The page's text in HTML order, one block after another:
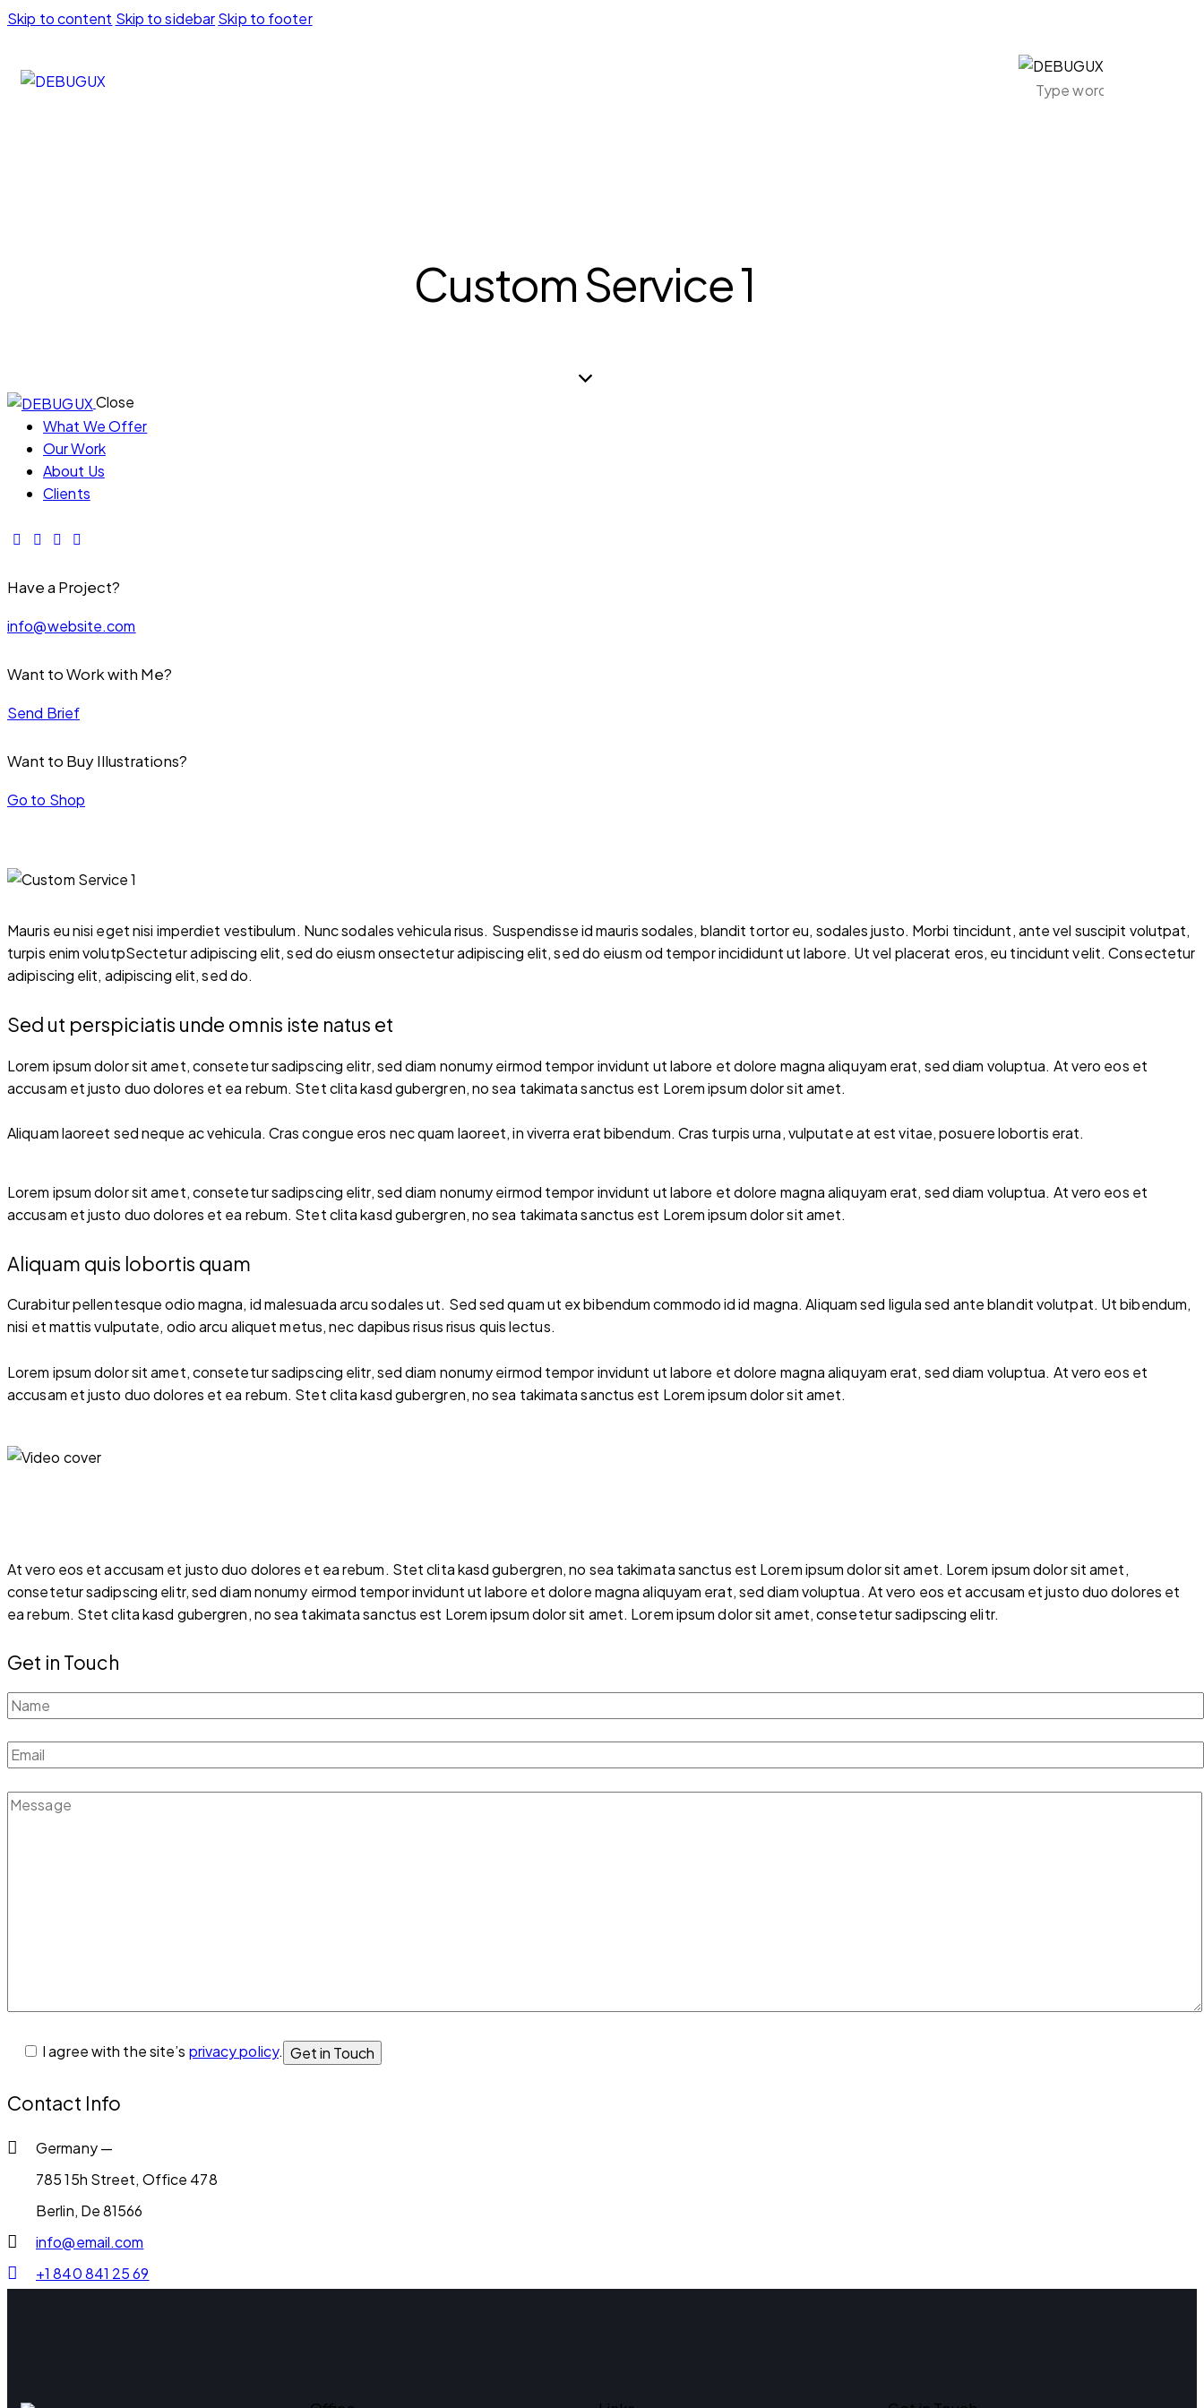
Skip to content Skip to sidebarSkip to footer
Custom Service 1
Close
What We Offer
Our Work
About Us
Clients
Have a Project?
info@website.com
Want to Work with Me?
Send Brief
Want to Buy Illustrations?
Go to Shop
Mauris eu nisi eget nisi imperdiet vestibulum. Nunc sodales vehicula risus. Suspendisse id mauris sodales, blandit tortor eu, sodales justo. Morbi tincidunt, ante vel suscipit volutpat,
turpis enim volutpSectetur adipiscing elit, sed do eiusm onsectetur adipiscing elit, sed do eiusm od tempor incididunt ut labore. Ut vel placerat eros, eu tincidunt velit. Consectetur
adipiscing elit, adipiscing elit, sed do.
Sed ut perspiciatis unde omnis iste natus et
Lorem ipsum dolor sit amet, consetetur sadipscing elitr, sed diam nonumy eirmod tempor invidunt ut labore et dolore magna aliquyam erat, sed diam voluptua. At vero eos et
accusam et justo duo dolores et ea rebum. Stet clita kasd gubergren, no sea takimata sanctus est Lorem ipsum dolor sit amet.
Aliquam laoreet sed neque ac vehicula. Cras congue eros nec quam laoreet, in viverra erat bibendum. Cras turpis urna, vulputate at est vitae, posuere lobortis erat.
Lorem ipsum dolor sit amet, consetetur sadipscing elitr, sed diam nonumy eirmod tempor invidunt ut labore et dolore magna aliquyam erat, sed diam voluptua. At vero eos et
accusam et justo duo dolores et ea rebum. Stet clita kasd gubergren, no sea takimata sanctus est Lorem ipsum dolor sit amet.
Aliquam quis lobortis quam
Curabitur pellentesque odio magna, id malesuada arcu sodales ut. Sed sed quam ut ex bibendum commodo id id magna. Aliquam sed ligula sed ante blandit volutpat. Ut bibendum,
nisi et mattis vulputate, odio arcu aliquet metus, nec dapibus risus risus quis lectus.
Lorem ipsum dolor sit amet, consetetur sadipscing elitr, sed diam nonumy eirmod tempor invidunt ut labore et dolore magna aliquyam erat, sed diam voluptua. At vero eos et
accusam et justo duo dolores et ea rebum. Stet clita kasd gubergren, no sea takimata sanctus est Lorem ipsum dolor sit amet.
At vero eos et accusam et justo duo dolores et ea rebum. Stet clita kasd gubergren, no sea takimata sanctus est Lorem ipsum dolor sit amet. Lorem ipsum dolor sit amet,
consetetur sadipscing elitr, sed diam nonumy eirmod tempor invidunt ut labore et dolore magna aliquyam erat, sed diam voluptua. At vero eos et accusam et justo duo dolores et
ea rebum. Stet clita kasd gubergren, no sea takimata sanctus est Lorem ipsum dolor sit amet. Lorem ipsum dolor sit amet, consetetur sadipscing elitr.
Get in Touch
I agree with the site’s privacy policy.
Contact Info
Germany —
785 15h Street, Office 478
Berlin, De 81566
info@email.com
+1 840 841 25 69